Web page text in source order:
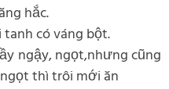
hắc.
có váng bột.
ngậy, ngọt,nhưng cũng
thì trôi mới ăn